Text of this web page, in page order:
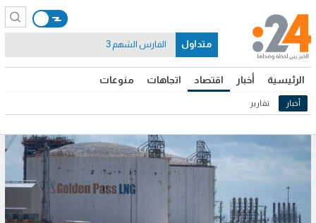
الرئيسية أخبار اقتصاد
أخبار تقارير
اتجاهات منوعات
متداول الفارس الشهم 3